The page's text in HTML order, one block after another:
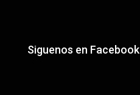
Siguenos en Facebook